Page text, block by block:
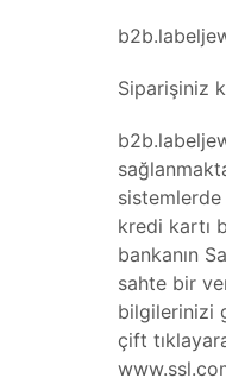
Siparişiniz
kredi kartı
bankanın
sahte bir
bilgilerinizi
çift